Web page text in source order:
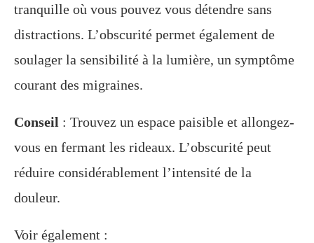
tranquille où vous pouvez vous détendre sans
distractions. L’obscurité permet également de
soulager la sensibilité à la lumière, un symptôme
courant des migraines.
Conseil : Trouvez un espace paisible et allongez-
vous en fermant les rideaux. L’obscurité peut
réduire considérablement l’intensité de la
douleur.
Voir également :